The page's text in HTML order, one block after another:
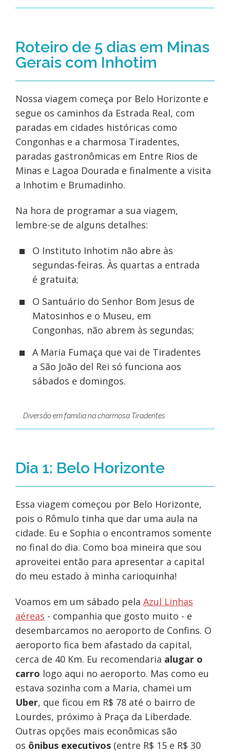
Roteiro de 5 dias em Minas
Gerais com Inhotim
Nossa viagem começa por Belo Horizonte e
segue os caminhos da Estrada Real, com
paradas em cidades históricas como
Congonhas e a charmosa Tiradentes,
paradas gastronômicas em Entre Rios de
Minas e Lagoa Dourada e finalmente a visita
a Inhotim e Brumadinho.
Na hora de programar a sua viagem,
lembre-se de alguns detalhes:
O Instituto Inhotim não abre às
segundas-feiras. Às quartas a entrada
é gratuita;
O Santuário do Senhor Bom Jesus de
Matosinhos e o Museu, em
Congonhas, não abrem às segundas;
A Maria Fumaça que vai de Tiradentes
a São João del Rei só funciona aos
sábados e domingos.
Diversão em família na charmosa Tiradentes
Dia 1: Belo Horizonte
Essa viagem começou por Belo Horizonte,
pois o Rômulo tinha que dar uma aula na
cidade. Eu e Sophia o encontramos somente
no final do dia. Como boa mineira que sou
aproveitei então para apresentar a capital
do meu estado à minha carioquinha!
Voamos em um sábado pela Azul Linhas
aéreas - companhia que gosto muito - e
desembarcamos no aeroporto de Confins. O
aeroporto fica bem afastado da capital,
cerca de 40 Km. Eu recomendaria alugar o
carro logo aqui no aeroporto. Mas como eu
estava sozinha com a Maria, chamei um
Uber, que ficou em R$ 78 até o bairro de
Lourdes, próximo à Praça da Liberdade.
Outras opções mais econômicas são
os ônibus executivos(entre R$ 15 e R$ 30